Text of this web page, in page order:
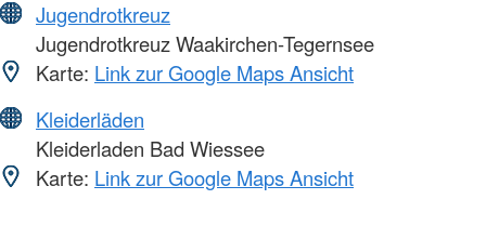
Jugendrotkreuz
Jugendrotkreuz Waakirchen-Tegernsee
Karte: Link zur Google Maps Ansicht
Kleiderläden
Kleiderladen Bad Wiessee
Karte: Link zur Google Maps Ansicht